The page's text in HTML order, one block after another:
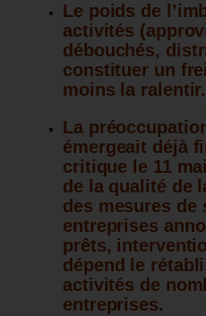
Le poids de
activités
débouchés,
constituer un
moins la ralentir.
La
émergeait déjà
critique le 11
de la qualité de
des mesures de
entreprises
prêts,
dépend le
activités de
entreprises.